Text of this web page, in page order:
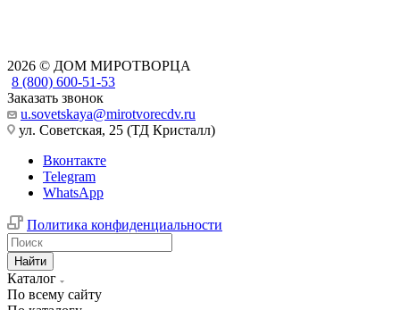
2026 © ДОМ МИРОТВОРЦА
8 (800) 600-51-53
Заказать звонок
u.sovetskaya@mirotvorecdv.ru
ул. Советская, 25 (ТД Кристалл)
Вконтакте
Telegram
WhatsApp
Политика конфиденциальности
Найти
Каталог
По всему сайту